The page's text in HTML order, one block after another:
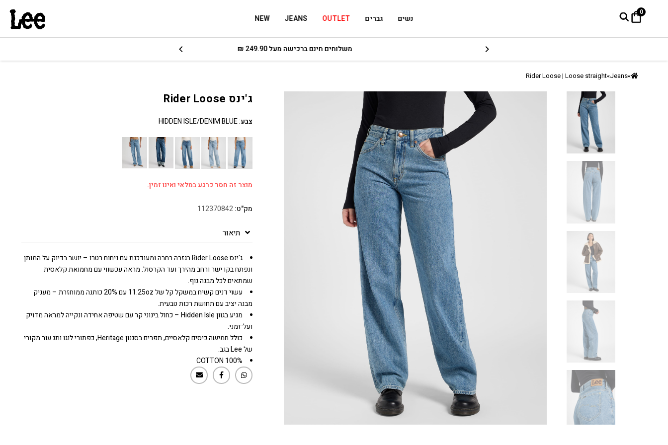
0
נשים גברים OUTLET
JEANS
NEW
משלוחים חינם ברכישה מעל 249.90 ₪
»
Jeans
»
Rider Loose | Loose straight
ג'ינס Rider Loose
צבע:
HIDDEN ISLE/DENIM BLUE
מוצר זה חסר כרגע במלאי ואינו זמין.
מק"ט:112370842
תיאור
ג'ינס Rider Loose בגזרה רחבה ומעודכנת עם ניחוח רטרו – יושב בדיוק על המותן
ונפתח בקו ישר ורחב מהירך ועד הקרסול. מראה עכשווי עם מחמואת קלאסית
שמתאים לכל מבנה גוף.
עשוי דנים קשיח במשקל קל של 11.25oz עם 20% כותנה ממוחזרת – מעניק
מבנה יציב עם תחושת רכות טבעית.
מגיע בגוון Hidden Isle – כחול בינוני קר עם שטיפה אחידה ונקייה למראה מדויק
ועל־זמני.
כולל חמישה כיסים קלאסיים, תפרים בסגנון Heritage, כפתורי לוגו ותג עור מקורי
של Lee בגב.
100% COTTON